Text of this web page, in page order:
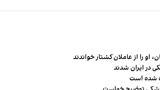
او را از عاملان کشتار خواندند
در ایران شدند
شده است